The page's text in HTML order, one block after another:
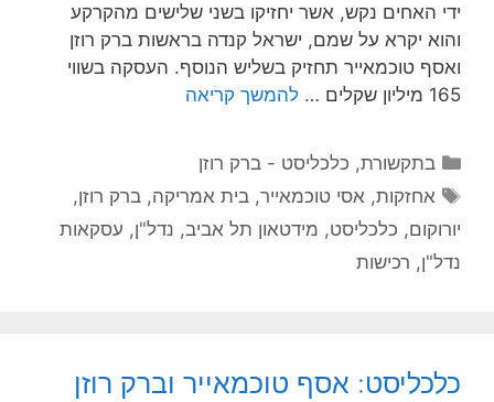
ידי האחים נקש, אשר יחזיקו בשני שלישים מהקרקע
והוא יקרא על שמם, ישראל קנדה בראשות ברק רוזן
ואסף טוכמאייר תחזיק בשליש הנוסף. העסקה בשווי
165 מיליון שקלים …
להמשך קריאה
קטגוריות
בתקשורת, כלכליסט - ברק רוזן
תגיות
אחזקות, אסי טוכמאייר,בית אמריקה,ברק רוזן,
יורוקום, כלכליסט, מידטאון תל אביב, נדל"ן, עסקאות
נדל"ן, רכישות
כלכליסט: אסף טוכמאייר וברק רוזן